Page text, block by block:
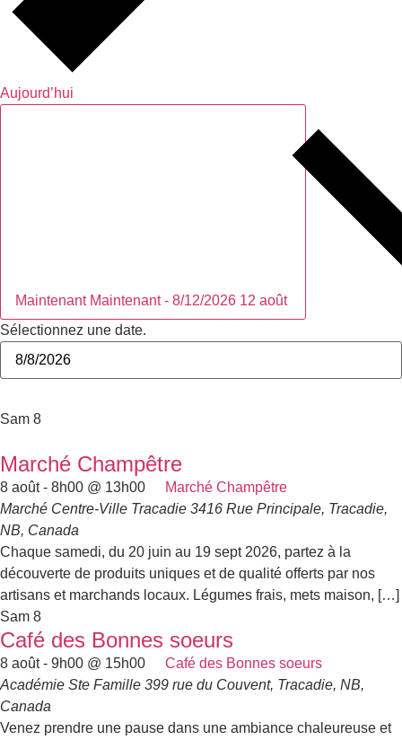
Aujourd’hui
Maintenant Maintenant- 8/12/2026 12 août
Sélectionnez une date.
Sam 8
Marché Champêtre
8 août - 8h00 @ 13h00
Marché Champêtre
Marché Centre-Ville Tracadie 3416 Rue Principale, Tracadie,
NB, Canada
Chaque samedi, du 20 juin au 19 sept 2026, partez à la
découverte de produits uniques et de qualité offerts par nos
artisans et marchands locaux. Légumes frais, mets maison, […]
Sam 8
Café des Bonnes soeurs
8 août - 9h00 @ 15h00
Café des Bonnes soeurs
Académie Ste Famille 399 rue du Couvent, Tracadie, NB,
Canada
Venez prendre une pause dans une ambiance chaleureuse et